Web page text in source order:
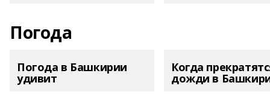
Погода
Погода в Башкирии
удивит
Когда
дожди в